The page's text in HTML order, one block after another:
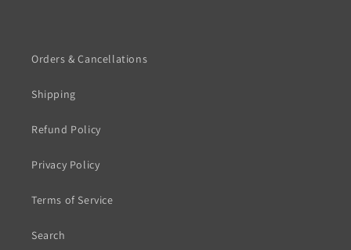
Orders & Cancellations
Shipping
Refund Policy
Privacy Policy
Terms of Service
Search